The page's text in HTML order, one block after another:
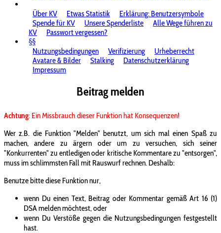
Über KV
Etwas Statistik
Erklärung: Benutzersymbole
Spende für KV
Unsere Spenderliste
Alle Wege führen zu
KV
Passwort vergessen?
§§
Nutzungsbedingungen
Verifizierung
Urheberrecht
Avatare & Bilder
Stalking
Datenschutzerklärung
Impressum
Beitrag melden
Achtung: Ein Missbrauch dieser Funktion hat Konsequenzen!
Wer z.B. die Funktion "Melden" benutzt, um sich mal einen Spaß zu
machen, andere zu ärgern oder um zu versuchen, sich seiner
"Konkurrenten" zu entledigen oder kritische Kommentare zu "entsorgen",
muss im schlimmsten Fall mit Rauswurf rechnen. Deshalb:
Benutze bitte diese Funktion nur,
wenn Du einen Text, Beitrag oder Kommentar gemäß Art 16 (1)
DSA melden möchtest, oder
wenn Du Verstöße gegen die Nutzungsbedingungen festgestellt
hast.